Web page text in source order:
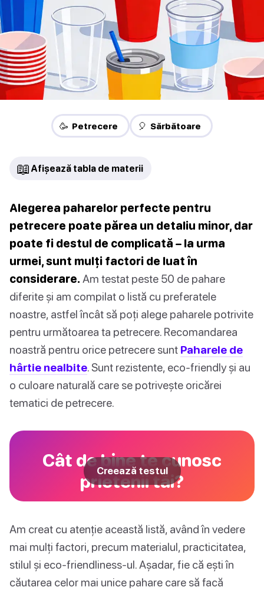
🥳 Petrecere 🎈 Sărbătoare
📖 Afișează tabla de materii
Alegerea paharelor perfecte pentru
petrecere poate părea un detaliu minor, dar
poate fi destul de complicată – la urma
urmei, sunt mulți factori de luat în
considerare. Am testat peste 50 de pahare
diferite și am compilat o listă cu preferatele
noastre, astfel încât să poți alege paharele potrivite
pentru următoarea ta petrecere. Recomandarea
noastră pentru orice petrecere sunt Paharele de
hârtie nealbite. Sunt rezistente, eco-friendly și au
o culoare naturală care se potrivește oricărei
tematici de petrecere.
Cât de bine te cunosc
prietenii tăi?
Creează testul
Am creat cu atenție această listă, având în vedere
mai mulți factori, precum materialul, practicitatea,
stilul și eco-friendliness-ul. Așadar, fie că ești în
căutarea celor mai unice pahare care să facă